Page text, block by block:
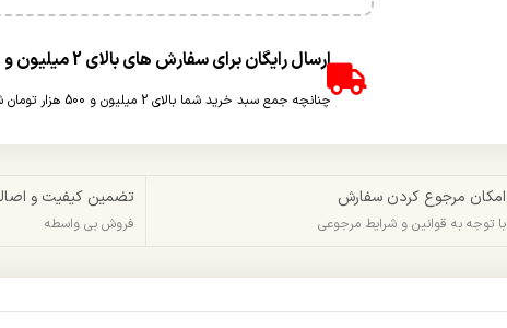
ارسال رایگان برای سفارش های بالای 2 میلیون و 500 هزار تومان(غیر حجمی)
چنانچه جمع سبد خرید شما بالای 2 میلیون و 500 هزار تومان شود هزینه پست برای شما به صورت رایگان محاسبه خواهد شد.
امکان مرجوع کردن سفارش
با توجه به قوانین و شرایط مرجوعی
تضمین کیفیت و
فروش بی واسطه